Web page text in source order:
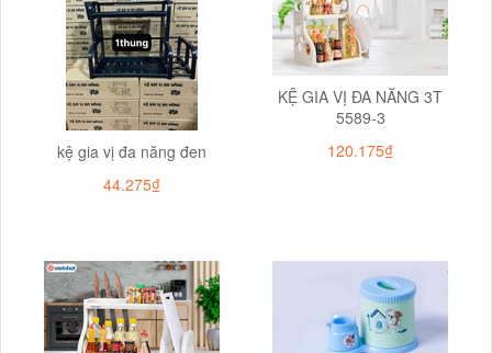
kệ gia vị đa năng đen
44.275₫
KỆ GIA VỊ ĐA NĂNG 3T
5589-3
120.175₫